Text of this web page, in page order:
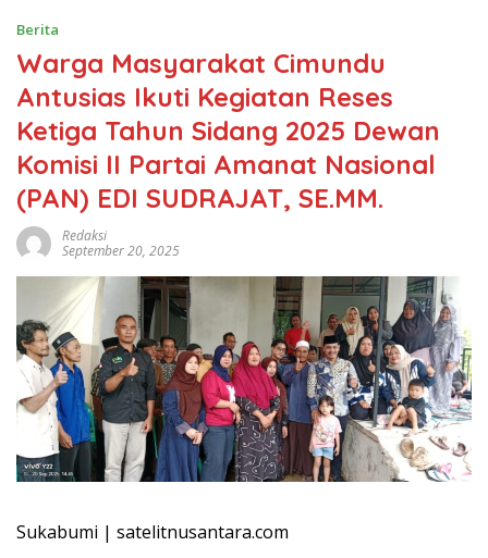
Berita
Warga Masyarakat Cimundu
Antusias Ikuti Kegiatan Reses
Ketiga Tahun Sidang 2025 Dewan
Komisi II Partai Amanat Nasional
(PAN) EDI SUDRAJAT, SE.MM.
Redaksi
September 20, 2025
Sukabumi | satelitnusantara.com